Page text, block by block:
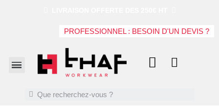
PROFESSIONNEL : BESOIN D'UN DEVIS ?